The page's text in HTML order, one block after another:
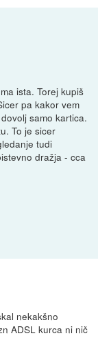
ista. Torej kupiš
pa kakor vem
samo kartica.
To je sicer
tudi
dražja - cca
nekakšno
ADSL kurca ni nič